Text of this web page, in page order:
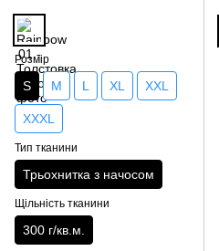
Розмір
S M L XL XXL
XXXL
Тип тканини
Трьохнитка з начосом
Щільність тканини
300 г/кв.м.